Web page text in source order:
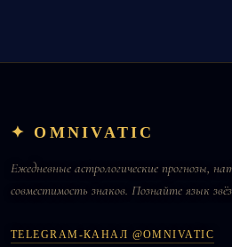
✦ OMNIVATIC
Ежедневные астрологические прогнозы,
совместимость знаков. Познайте язык
TELEGRAM-КАНАЛ @OMNIVATIC